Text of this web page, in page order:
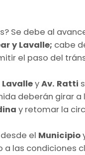
Se debe al
y Lavalle; cabe
el paso del
LavalleyAv. Ratti
deberán girar
y retomar la
el Municipio
a las condiciones